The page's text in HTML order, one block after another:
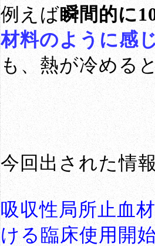
例えば瞬間的に
材料のように感
も、熱が冷める
今回出された情
吸収性局所止血
ける臨床使用開